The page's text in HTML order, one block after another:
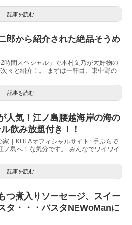
記事を読む
郎から紹介された絶品そうめ
時間スペシャル」で木村文乃が大好物の
々と紹介！。 まずは一軒目、東中野の
記事を読む
人気！江ノ島腰越海岸の海の
飲み放題付き！！
｜KULAオフィシャルサイト: 手ぶらで
ノ島へ！な気分です。 みんなでワイワイ
記事を読む
つ煮入りソーセージ、スイー
タ・・・バスタNEWoManに